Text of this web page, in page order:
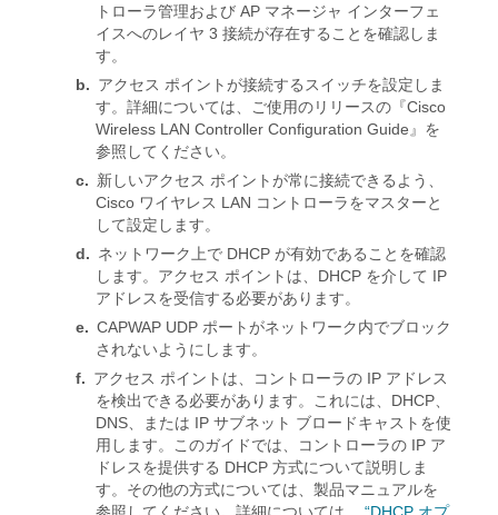
トローラ管理および AP マネージャ インターフェ
イスへのレイヤ 3 接続が存在することを確認しま
す。
b. アクセス ポイントが接続するスイッチを設定しま
す。詳細については、ご使用のリリースの『Cisco
Wireless LAN Controller Configuration Guide』を
参照してください。
c. 新しいアクセス ポイントが常に接続できるよう、
Cisco ワイヤレス LAN コントローラをマスターと
して設定します。
d. ネットワーク上で DHCP が有効であることを確認
します。アクセス ポイントは、DHCP を介して IP
アドレスを受信する必要があります。
e. CAPWAP UDP ポートがネットワーク内でブロック
されないようにします。
f. アクセス ポイントは、コントローラの IP アドレス
を検出できる必要があります。これには、DHCP、
DNS、または IP サブネット ブロードキャストを使
用します。このガイドでは、コントローラの IP ア
ドレスを提供する DHCP 方式について説明しま
す。その他の方式については、製品マニュアルを